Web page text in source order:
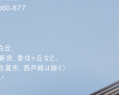
877
、
宮、香住ヶ丘など、
賀市、西戸崎は除く）